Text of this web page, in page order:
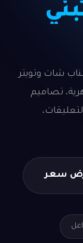
شات وتويتر
تصاميم
سعر